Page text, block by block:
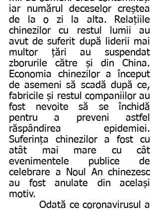
iar numărul deceselor creștea
de la o zi la alta. Relațiile
chinezilor cu restul lumii au
avut de suferit după liderii mai
multor țări au suspendat
zborurile către și din China.
Economia chinezilor a început
de asemeni să scadă după ce,
fabricile și restul companiilor au
fost nevoite să se închidă
pentru a preveni astfel
răspândirea epidemiei.
Suferința chinezilor a fost cu
atât mai mare cu cât
evenimentele publice de
celebrare a Noul An chinezesc
au fost anulate din același
motiv.